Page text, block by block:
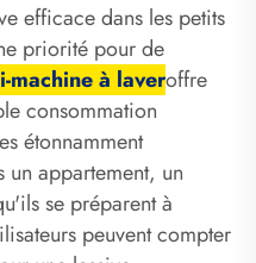
efficace dans les petits
priorité pour de
machine à laveroffre
consommation
étonnamment
un appartement, un
se préparent à
peuvent compter